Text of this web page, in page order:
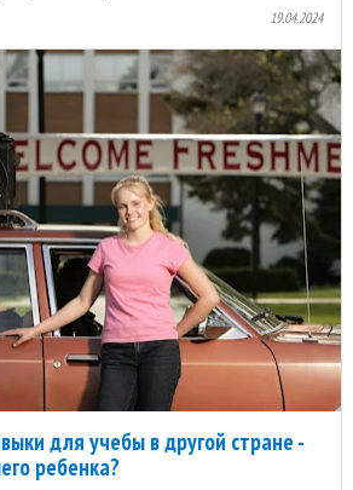
19.04.2024
для учебы в другой стране -
ребенка?